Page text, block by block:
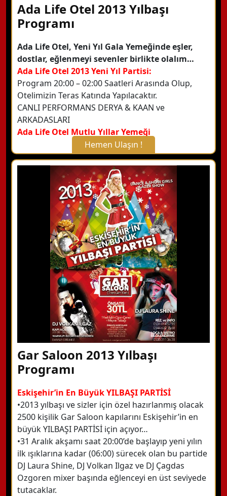
Ada Life Otel 2013 Yılbaşı
Programı
Ada Life Otel, Yeni Yıl Gala Yemeğinde eşler,
dostlar, eğlenmeyi sevenler birlikte olalım…
Ada Life Otel 2013 Yeni Yıl Partisi:
Program 20:00 – 02:00 Saatleri Arasında Olup,
Otelimizin Teras Katında Yapılacaktır.
CANLI PERFORMANS DERYA & KAAN ve
ARKADASLARI
Ada Life Otel Mutlu Yıllar Yemeği
Hemen Ulaşın !
X Kapat
WhatsApp ile Bilgi Alın
Hemen Arayın
Detaylı Bilgi Alın
Gar Saloon 2013 Yılbaşı
Programı
Eskişehir’in En Büyük YILBAŞI PARTİSİ
•2013 yılbaşı ve sizler için özel hazırlanmış olacak
2500 kişilik Gar Saloon kapılarını Eskişehir’in en
büyük YILBAŞI PARTİSİ için açıyor…
•31 Aralık akşamı saat 20:00’de başlayıp yeni yılın
ilk ışıklarına kadar (06:00) sürecek olan bu partide
DJ Laura Shine, DJ Volkan Ilgaz ve DJ Çagdas
Ozgoren mixer başında eğlenceyi en üst seviyede
tutacaklar.